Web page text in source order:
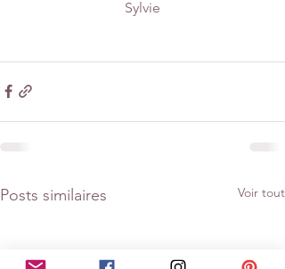
Sylvie
Posts similaires Voir tout